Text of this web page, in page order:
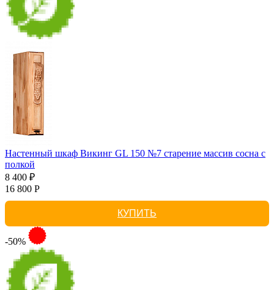
Настенный шкаф Викинг GL 150 №7 старение массив сосна с
полкой
8 400 ₽
16 800 Р
КУПИТЬ
-50%